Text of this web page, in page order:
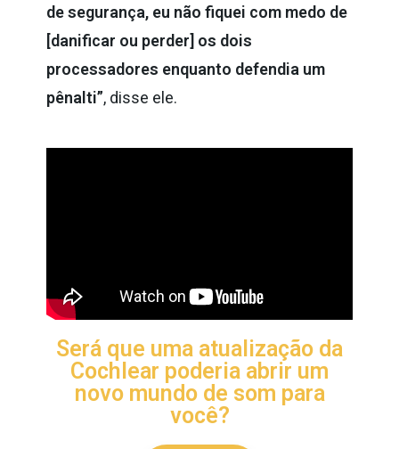
de segurança, eu não fiquei com medo de
[danificar ou perder] os dois
processadores enquanto defendia um
pênalti”, disse ele.
Será que uma atualização da
Cochlear poderia abrir um
novo mundo de som para
você?